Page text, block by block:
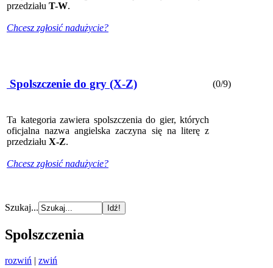
przedziału T-W.
Chcesz zgłosić nadużycie?
Spolszczenie do gry (X-Z) (0/9)
Ta kategoria zawiera spolszczenia do gier, których
oficjalna nazwa angielska zaczyna się na literę z
przedziału X-Z.
Chcesz zgłosić nadużycie?
Szukaj...
Spolszczenia
rozwiń | zwiń